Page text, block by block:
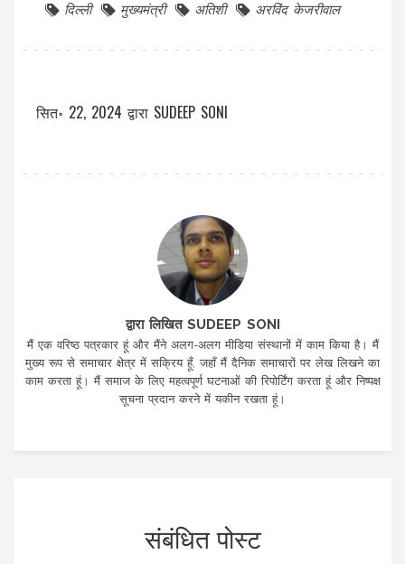
दिल्ली मुख्यमंत्री अतिशी अरविंद केजरीवाल
सित॰ 22, 2024 द्वारा SUDEEP SONI
द्वारा लिखित SUDEEP SONI
मैं एक वरिष्ठ पत्रकार हूं और मैंने अलग-अलग मीडिया संस्थानों में काम किया है। मैं
मुख्य रूप से समाचार क्षेत्र में सक्रिय हूँ, जहाँ मैं दैनिक समाचारों पर लेख लिखने का
काम करता हूं। मैं समाज के लिए महत्वपूर्ण घटनाओं की रिपोर्टिंग करता हूं और निष्पक्ष
सूचना प्रदान करने में यकीन रखता हूं।
संबंधित पोस्ट